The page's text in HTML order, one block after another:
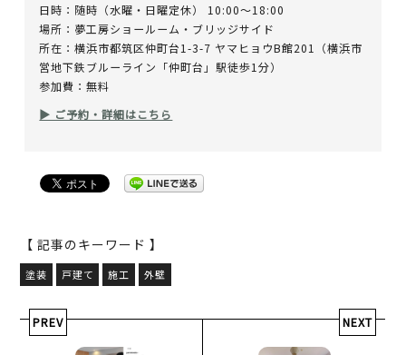
日時：随時（水曜・日曜定休） 10:00～18:00
場所：夢工房ショールーム・ブリッジサイド
所在：横浜市都筑区仲町台1-3-7 ヤマヒョウB館201（横浜市
営地下鉄ブルーライン「仲町台」駅徒歩1分）
参加費：無料
▶ ご予約・詳細はこちら
【 記事のキーワード 】
塗装 戸建て 施工 外壁
PREV NEXT